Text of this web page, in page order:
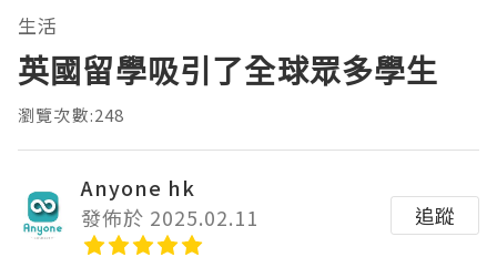
生活
英國留學吸引了全球眾多學生
瀏覽次數:248
Anyone hk
發佈於 2025.02.11
追蹤